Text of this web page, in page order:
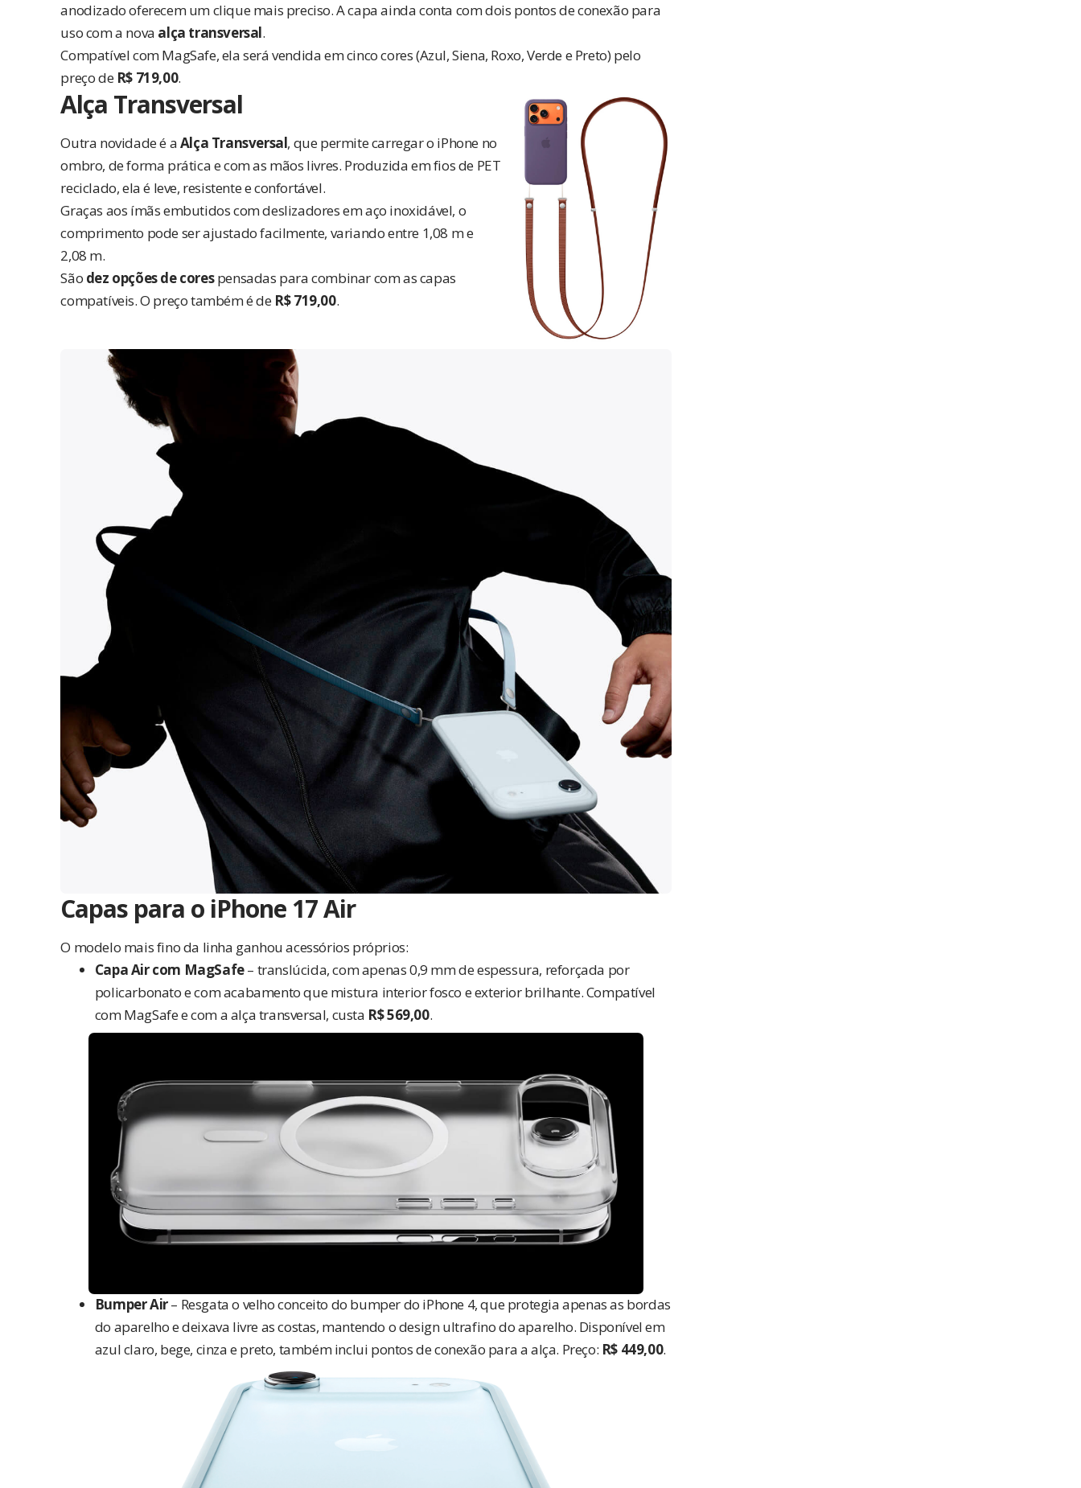
anodizado oferecem um clique mais preciso. A capa ainda conta com dois pontos de conexão para
uso com a nova alça transversal.
Compatível com MagSafe, ela será vendida em cinco cores (Azul, Siena, Roxo, Verde e Preto) pelo
preço de R$ 719,00.
Alça Transversal
Outra novidade é aAlça Transversal, que permite carregar o iPhone no
ombro, de forma prática e com as mãos livres. Produzida em fios de PET
reciclado, ela é leve, resistente e confortável.
Graças aos ímãs embutidos com deslizadores em aço inoxidável, o
comprimento pode ser ajustado facilmente, variando entre 1,08 m e
2,08 m.
São dez opções de corespensadas para combinar com as capas
compatíveis. O preço também é de R$ 719,00.
Capas para o iPhone 17 Air
O modelo mais fino da linha ganhou acessórios próprios:
Capa Air com MagSafe– translúcida, com apenas 0,9 mm de espessura, reforçada por
policarbonato e com acabamento que mistura interior fosco e exterior brilhante. Compatível
com MagSafe e com a alça transversal, custa R$ 569,00.
Bumper Air– Resgata o velho conceito do bumper do iPhone 4, que protegia apenas as bordas
do aparelho e deixava livre as costas, mantendo o design ultrafino do aparelho. Disponível em
azul claro, bege, cinza e preto, também inclui pontos de conexão para a alça. Preço: R$ 449,00.